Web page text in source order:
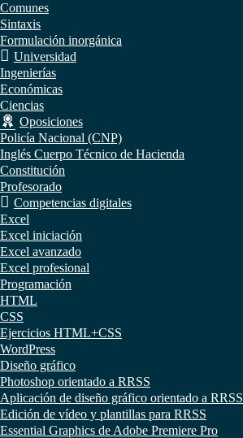
Comunes
Sintaxis
Formulación inorgánica
Universidad
Ingenierías
Económicas
Ciencias
Oposiciones
Policía Nacional (CNP)
Inglés Cuerpo Técnico de Hacienda
Constitución
Profesorado
Competencias digitales
Excel
Excel iniciación
Excel avanzado
Excel profesional
Programación
HTML
CSS
Ejercicios HTML+CSS
WordPress
Diseño gráfico
Photoshop orientado a RRSS
Aplicación de diseño gráfico orientado a RRSS
Edición de vídeo y plantillas para RRSS
Essential Graphics de Adobe Premiere Pro